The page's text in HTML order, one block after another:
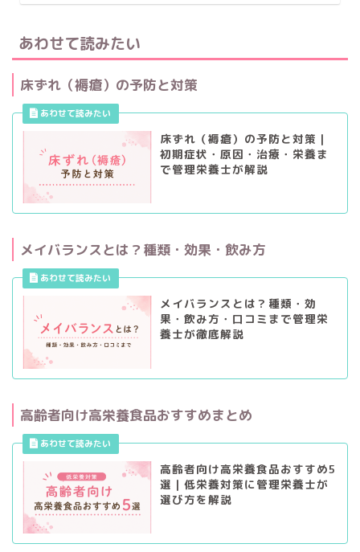
あわせて読みたい
床ずれ（褥瘡）の予防と対策
床ずれ（褥瘡）の予防と対策｜
初期症状・原因・治療・栄養ま
で管理栄養士が解説
メイバランスとは？種類・効果・飲み方
メイバランスとは？種類・効
果・飲み方・口コミまで管理栄
養士が徹底解説
高齢者向け高栄養食品おすすめまとめ
高齢者向け高栄養食品おすすめ5
選｜低栄養対策に管理栄養士が
選び方を解説